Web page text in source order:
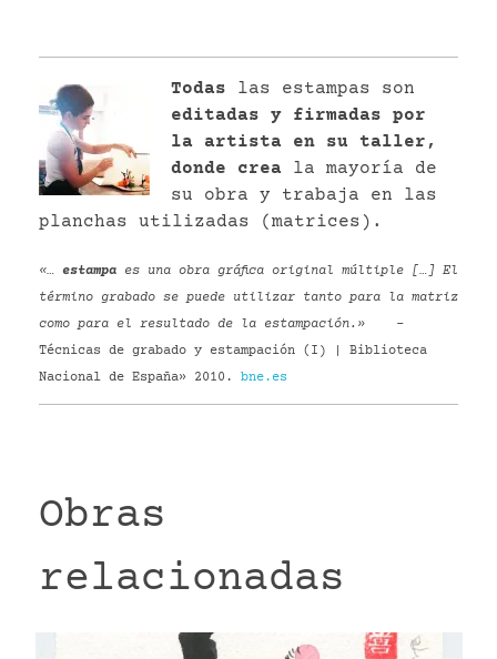
Todas las estampas son
editadas y firmadas por
la artista en su taller,
donde crea la mayoría de
su obra y trabaja en las
planchas utilizadas (matrices).
«… estampa es una obra gráfica original múltiple […] El
término grabado se puede utilizar tanto para la matriz
como para el resultado de la estampación.» –
Técnicas de grabado y estampación (I) | Biblioteca
Nacional de España» 2010. bne.es
Obras
relacionadas